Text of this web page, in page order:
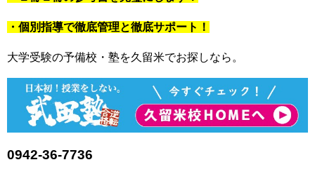
・個別指導で徹底管理と徹底サポート！
大学受験の予備校・塾を久留米でお探しなら。
0942-36-7736